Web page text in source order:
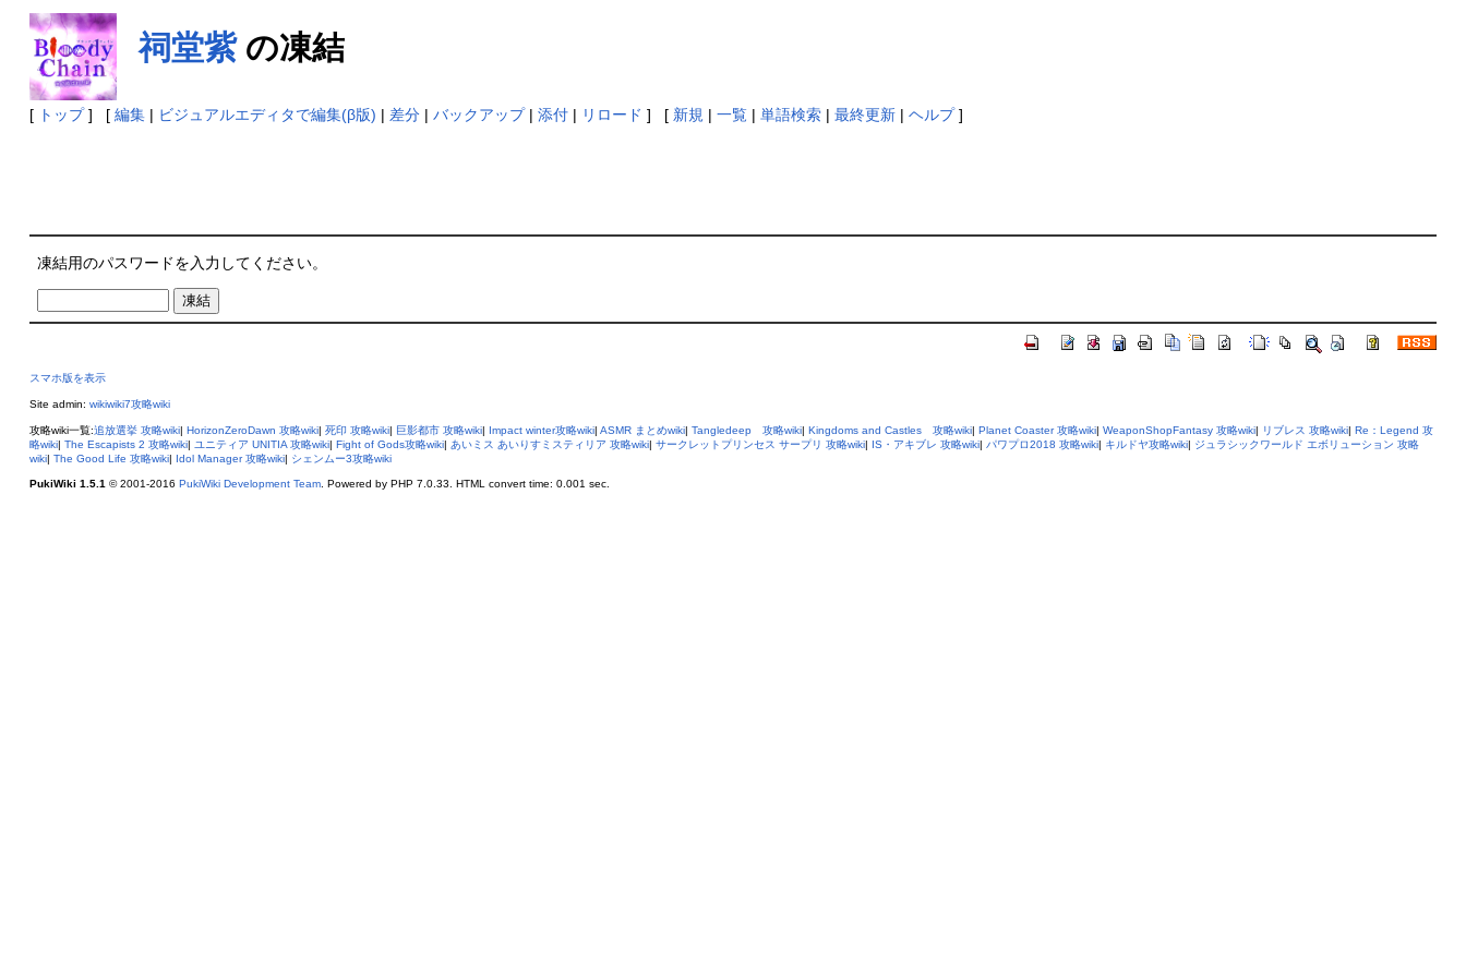
祠堂紫の凍結
[ トップ] [ 編集| ビジュアルエディタで編集(β版) | 差分| バックアップ| 添付| リロード ] [ 新規 | 一覧| 単語検索| 最終更新| ヘルプ]
凍結用のパスワードを入力してください。
スマホ版を表示
Site admin: wikiwiki7攻略wiki
攻略wiki一覧:追放選挙 攻略wiki| HorizonZeroDawn 攻略wiki| 死印 攻略wiki| 巨影都市 攻略wiki| Impact winter攻略wiki| ASMR まとめwiki| Tangledeep 攻略wiki| Kingdoms and Castles 攻略wiki| Planet Coaster 攻略wiki| WeaponShopFantasy 攻略wiki| リブレス 攻略wiki| Re：Legend 攻
略wiki| The Escapists 2 攻略wiki| ユニティア UNITIA 攻略wiki| Fight of Gods攻略wiki| あいミス あいりすミスティリア 攻略wiki| サークレットプリンセス サープリ 攻略wiki| IS・アキブレ 攻略wiki| パワプロ2018 攻略wiki| キルドヤ攻略wiki| ジュラシックワールド エボリューション 攻略
wiki| The Good Life 攻略wiki| Idol Manager 攻略wiki| シェンムー3攻略wiki
PukiWiki 1.5.1 © 2001-2016 PukiWiki Development Team. Powered by PHP 7.0.33. HTML convert time: 0.001 sec.